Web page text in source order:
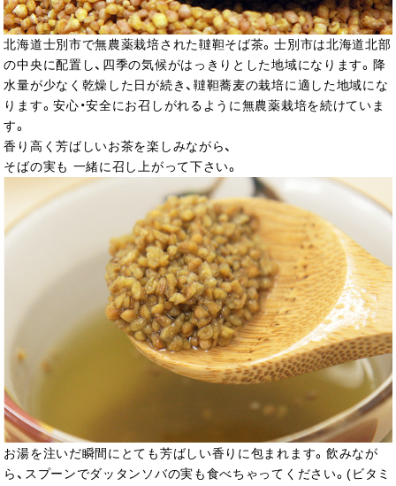
北海道士別市で無農薬栽培された韃靼そば茶。士別市は北海道北部
の中央に配置し、四季の気候がはっきりとした地域になります。降
水量が少なく乾燥した日が続き、韃靼蕎麦の栽培に適した地域にな
ります。安心・安全にお召しがれるように無農薬栽培を続けていま
す。
香り高く芳ばしいお茶を楽しみながら、
そばの実も 一緒に召し上がって下さい。
お湯を注いだ瞬間にとても芳ばしい香りに包まれます。飲みなが
ら、スプーンでダッタンソバの実も食べちゃってください。(ビタミ